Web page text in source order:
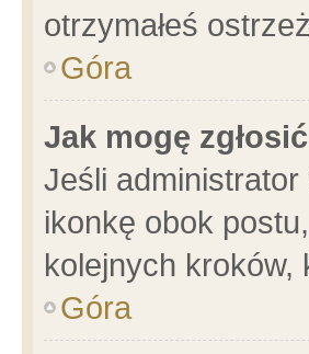
otrzymałeś
Góra
Jak mogę
Jeśli administrator
ikonkę obok
kolejnych kroków,
Góra